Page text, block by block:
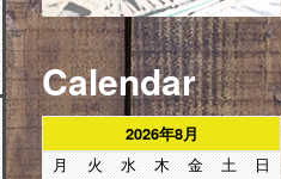
Calendar
2026年8月
月 火 水 木 金 土
日